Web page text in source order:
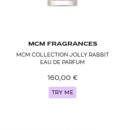
MCM FRAGRANCES
MCM COLLECTION JOLLY RABBIT
EAU DE PARFUM
160,00 €
TRY ME